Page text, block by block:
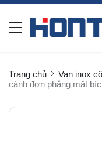
Trang chủ Van inox
cánh đơn phẳng mặt